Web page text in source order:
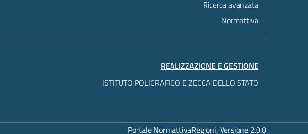
Ricerca avanzata
Normattiva
REALIZZAZIONE E GESTIONE
ISTITUTO POLIGRAFICO E ZECCA DELLO STATO
Portale NormattivaRegioni, Versione 2.0.0